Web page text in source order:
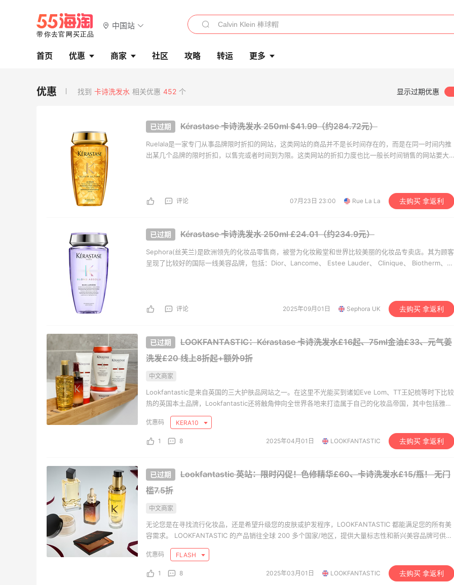
中国站
首页 优惠 商家 社区 攻略 转运 更多
找到 卡诗洗发水 相关优惠 452 个 显示过期优惠
Kérastase 卡诗洗发水 250ml$41.99（约284.72元）
Ruelala是一家专门从事品牌限时折扣的网站，这类网站的商品并不是长时间存在的，而是在同一时间内推
出某几个品牌的限时折扣，以售完或者时间到为限。这类网站的折扣力度也比一般长时间销售的网站要大
评论 07月23日 23:00 Rue La La 去购买 拿返利
Kérastase 卡诗洗发水 250ml£24.01（约234.9元）
Sephora(丝芙兰)是欧洲领先的化妆品零售商，被誉为化妆殿堂和世界比较美丽的化妆品专卖店。其为顾客
呈现了比较好的国际一线美容品牌，包括：Dior、Lancome、 Estee Lauder、 Clinique、 Biotherm、独
评论 2025年09月01日 Sephora UK 去购买 拿返利
LOOKFANTASTIC：Kérastase 卡诗洗发水£16起、75ml金油£33、元气姜
洗发£20线上8折起+额外9折
中文商家
Lookfantastic是来自英国的三大护肤品网站之一。在这里不光能买到诸如Eve Lom、TT王妃梳等时下比较
热的英国本土品牌，Lookfantastic还将触角伸向全世界各地来打造属于自己的化妆品帝国，其中包括雅
顿、Burberry、欧缇丽、Nars、Eve Lom、菲洛嘉、Regenerate、奥伦纳素等多国品牌。Lookfantastic
是菜鸟也能轻松上手的海淘网站，每月更有狂轰乱炸的折扣信息抢滩登陆，让你总忍不住为它掏钱。
KERA10
1 8 2025年04月01日 LOOKFANTASTIC 去购买 拿返利
Lookfantastic 英站：限时闪促！色修精华£60、卡诗洗发水£15/瓶！无门
槛7.5折
中文商家
无论您是在寻找流行化妆品，还是希望升级您的皮肤或护发程序，LOOKFANTASTIC 都能满足您的所有美
容需求。 LOOKFANTASTIC 的产品销往全球 200 多个国家/地区，提供大量标志性和新兴美容品牌可供选
择，无论您的个人目标或关注点如何，LOOKFANTASTIC 都能为所有人带来美妙的感觉。 从美容专业人士
到新手，LOOKFANTASTIC 使消费者能够以喜欢的价格发现他们想要的品牌，通过提供简单、便捷的购物
体验将美容爱好者聚集在一起。 因为没有人比 LOOKFANTASTIC 更注重美感。
FLASH
1 8 2025年03月01日 LOOKFANTASTIC 去购买 拿返利
LN-CC：限时大促！入手
Ganni、Acne、西太后等
低至4折+额外8折
Macy's：美妆10日闪促精选
低至5折 8/7更新
Macy's
Bobbi Brown 美网：护肤专
场热卖！入新版橘子面霜
满$150减$50+满送4件礼
Bobbi Brown
REVOLVE：NIKESKIMS 系
3天13小时
【55专享】Bobbi Brown 美
网：美妆礼遇！满$150立省
2天7小时
Bloomingdales
5天7小时
Columbia Sportswear：夏
Columbia Sportswear
2天7小时
Bloomingdales：美妆大
促！入手 Dior、Prada、TF
满$200享8.5折优惠+部分送好礼
10天1小时
Mytheresa：折扣区时尚
新热卖 关注 TOTEME、
ZIMMERMAN 等
13天10小时
Macy's：Lancome 兰蔻
妆大促低至5折 满赠三重好
Macy's
iHerb